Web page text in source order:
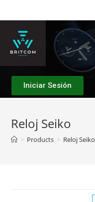
Iniciar Sesión
Reloj Seiko
> Products > Reloj Seiko